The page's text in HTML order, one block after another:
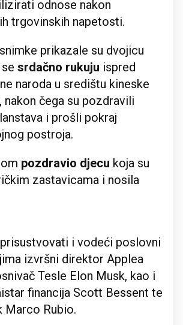
odnose nakon
trgovinskih napetosti.
prikazale su dvojicu
srdačno rukuju ispred
naroda u središtu kineske
čega su pozdravili
i prošli pokraj
postroja.
pozdravio djecu koja su
zastavicama i nosila
i vodeći poslovni
izvršni direktor Applea
Tesle Elon Musk, kao i
financija Scott Bessent te
Marco Rubio.